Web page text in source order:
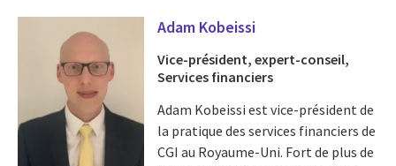
Adam Kobeissi
Vice-président, expert-conseil,
Services financiers
Adam Kobeissi est vice-président de
la pratique des services financiers de
CGI au Royaume-Uni. Fort de plus de